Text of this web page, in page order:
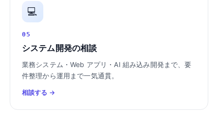
💻
05
システム開発の相談
業務システム・Web アプリ・AI 組み込み開発まで、要
件整理から運用まで一気通貫。
相談する →